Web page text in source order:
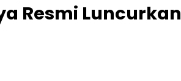
Resmi Luncurkan